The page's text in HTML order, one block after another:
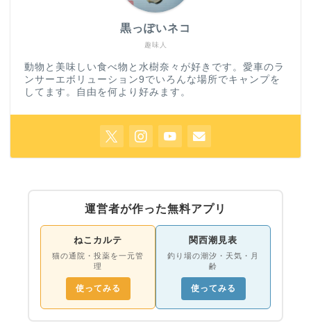
趣味人
黒っぽいネコ
動物と美味しい食べ物と水樹奈々が好きです。愛車のラ
ンサーエボリューション9でいろんな場所でキャンプを
してます。自由を何より好みます。
運営者が作った無料アプリ
ねこカルテ
猫の通院・投薬を一元管
理
使ってみる
関西潮見表
釣り場の潮汐・天気・月
齢
使ってみる